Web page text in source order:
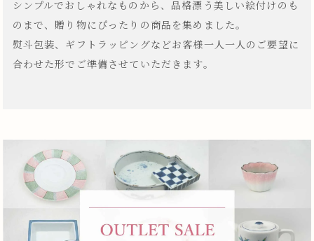
シンプルでおしゃれなものから、品格漂う美しい絵付けのも
のまで、贈り物にぴったりの商品を集めました。
熨斗包装、ギフトラッピングなどお客様一人一人のご要望に
合わせた形でご準備させていただきます。